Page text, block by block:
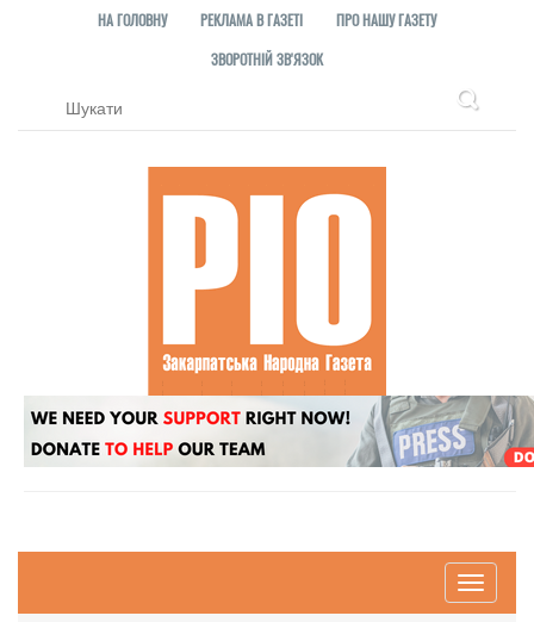
НА ГОЛОВНУ РЕКЛАМА В ГАЗЕТІ
ПРО НАШУ ГАЗЕТУ
ЗВОРОТНІЙ ЗВ'ЯЗОК
Toggle